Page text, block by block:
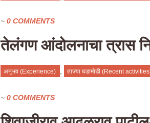
~ 0 COMMENTS
तेलंगण आंदोलनाचा त्रास
अनुभव (Experience) ताज्या घडामोडी (Recent
~ 0 COMMENTS